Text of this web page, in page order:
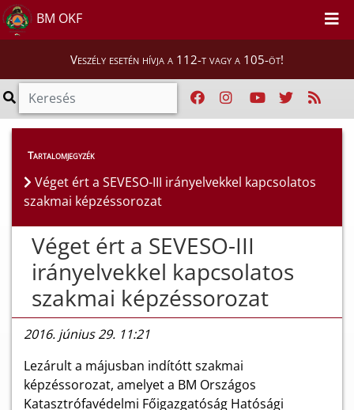
BM OKF
Veszély esetén hívja a 112-t vagy a 105-öt!
Híreink > Hírek
Tartalomjegyzék
Véget ért a SEVESO-III irányelvekkel kapcsolatos
szakmai képzéssorozat
Véget ért a SEVESO-III
irányelvekkel kapcsolatos
szakmai képzéssorozat
2016. június 29. 11:21
Lezárult a májusban indítótt szakmai
képzéssorozat, amelyet a BM Országos
Katasztrófavédelmi Főigazgatóság Hatósági